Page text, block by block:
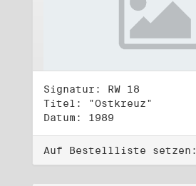
Signatur: RW 18
Titel: "Ostkreuz"
Datum: 1989
Auf Bestellliste setzen: